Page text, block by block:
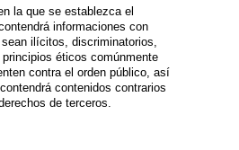
la que se establezca el
informaciones con
ilícitos, discriminatorios,
éticos comúnmente
contra el orden público, así
contenidos contrarios
de terceros.